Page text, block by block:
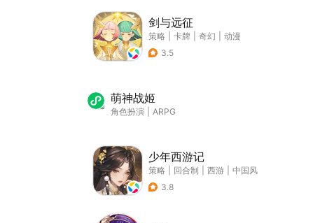
剑与远征
策略 卡牌 奇幻
动漫
3.5
萌神战姬
角色扮演 ARPG
少年西游记
策略 回合制 西游
中国风
3.8